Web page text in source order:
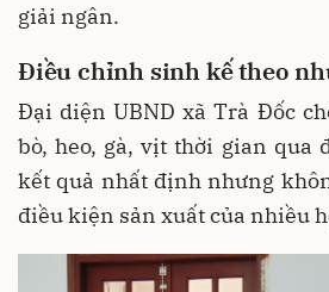
giải ngân.
Điều chỉnh sinh kế theo
Đại diện UBND xã Trà Đốc
bò, heo, gà, vịt thời gian qua
kết quả nhất định nhưng
điều kiện sản xuất của nhiều